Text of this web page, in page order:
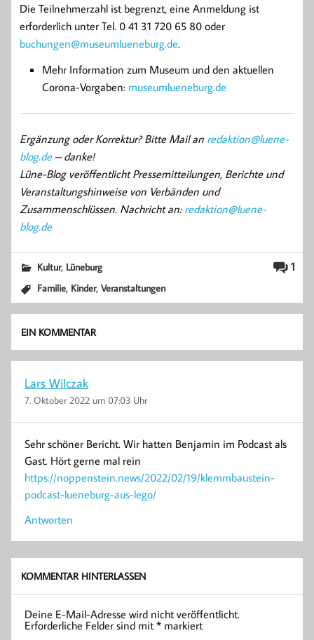
Die Teilnehmerzahl ist begrenzt, eine Anmeldung ist
erforderlich unter Tel. 0 41 31 720 65 80 oder
buchungen@museumlueneburg.de.
Mehr Information zum Museum und den aktuellen
Corona-Vorgaben: museumlueneburg.de
Ergänzung oder Korrektur? Bitte Mail an redaktion@luene-
blog.de– danke!
Lüne-Blog veröffentlicht Pressemitteilungen, Berichte und
Veranstaltungshinweise von Verbänden und
Zusammenschlüssen. Nachricht an: redaktion@luene-
blog.de
1
Kultur, Lüneburg
Familie, Kinder,Veranstaltungen
EIN KOMMENTAR
Lars Wilczak
7. Oktober 2022 um 07:03 Uhr
Sehr schöner Bericht. Wir hatten Benjamin im Podcast als
Gast. Hört gerne mal rein
https://noppenstein.news/2022/02/19/klemmbaustein-
podcast-lueneburg-aus-lego/
Antworten
KOMMENTAR HINTERLASSEN
Deine E-Mail-Adresse wird nicht veröffentlicht.
Erforderliche Felder sind mit* markiert